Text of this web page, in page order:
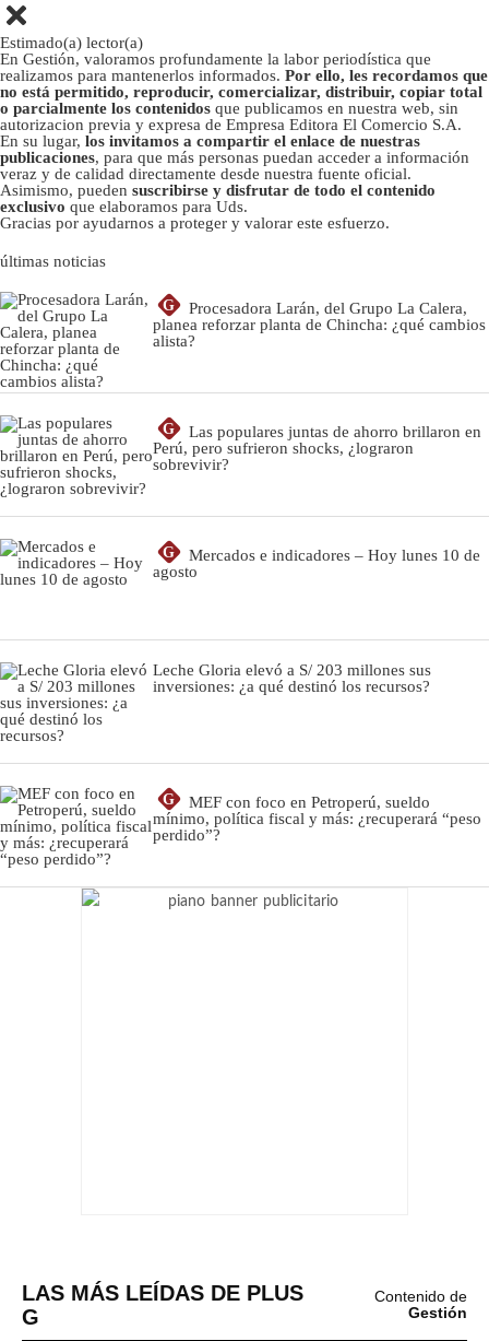
Estimado(a) lector(a)
En Gestión, valoramos profundamente la labor periodística que
realizamos para mantenerlos informados. Por ello, les recordamos que
no está permitido, reproducir, comercializar, distribuir, copiar total
o parcialmente los contenidos que publicamos en nuestra web, sin
autorizacion previa y expresa de Empresa Editora El Comercio S.A.
En su lugar, los invitamos a compartir el enlace de nuestras
publicaciones, para que más personas puedan acceder a información
veraz y de calidad directamente desde nuestra fuente oficial.
Asimismo, pueden suscribirse y disfrutar de todo el contenido
exclusivo que elaboramos para Uds.
Gracias por ayudarnos a proteger y valorar este esfuerzo.
últimas noticias
G
Procesadora Larán, del Grupo La Calera,
planea reforzar planta de Chincha: ¿qué cambios
alista?
G
Las populares juntas de ahorro brillaron en
Perú, pero sufrieron shocks, ¿lograron
sobrevivir?
G
Mercados e indicadores – Hoy lunes 10 de
agosto
Leche Gloria elevó a S/ 203 millones sus
inversiones: ¿a qué destinó los recursos?
G
MEF con foco en Petroperú, sueldo
mínimo, política fiscal y más: ¿recuperará “peso
perdido”?
LAS MÁS LEÍDAS DE PLUS
G
Contenido de
Gestión